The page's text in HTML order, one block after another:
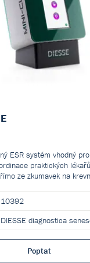
ESR systém vhodný
praktických
ze zkumavek na
10392
DIESSE diagnostica
Poptat